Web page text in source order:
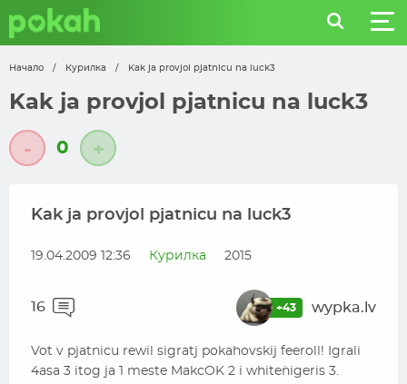
Начало / Курилка / Kak ja provjol pjatnicu na luck3
Kak ja provjol pjatnicu na luck3
- 0 +
Kak ja provjol pjatnicu na luck3
19.04.2009 12:36 Курилка 2015
16 +43 wypka.lv
Vot v pjatnicu rewil sigratj pokahovskij feeroll! Igrali
4asa 3 itog ja 1 meste MakcOK 2 i white`nigeris 3.